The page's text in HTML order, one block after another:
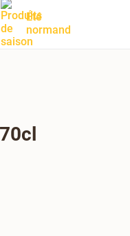
Été
normand